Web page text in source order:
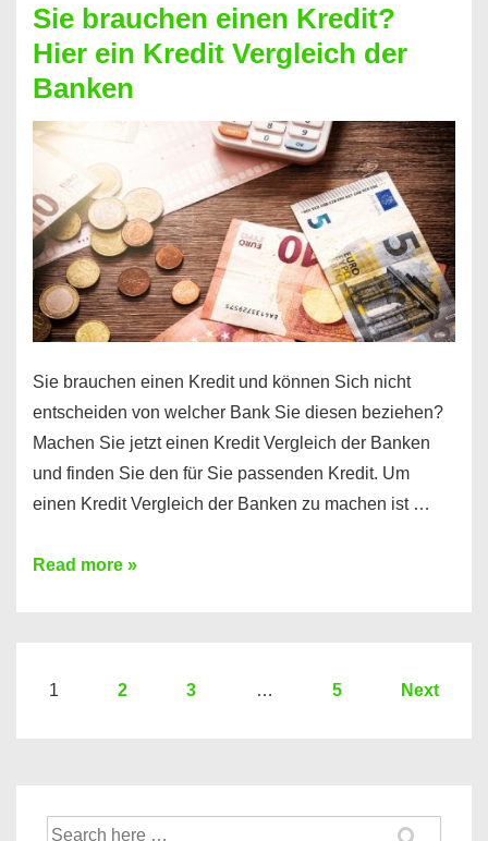
Summe
Geld?
Hier
einen
10000
Euro
Kredit
finden
Sie brauchen einen Kredit?
Hier ein Kredit Vergleich der
Banken
Sie brauchen einen Kredit und können Sich nicht
entscheiden von welcher Bank Sie diesen beziehen?
Machen Sie jetzt einen Kredit Vergleich der Banken
und finden Sie den für Sie passenden Kredit. Um
einen Kredit Vergleich der Banken zu machen ist …
Sie
Hier
Read more »
Seitennummerierung
1 2 3 … 5 Next
Suche